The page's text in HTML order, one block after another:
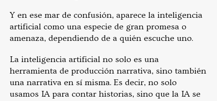
Y en ese mar de confusión, aparece la inteligencia
artificial como una especie de gran promesa o
amenaza, dependiendo de a quién escuche uno.
La inteligencia artificial no solo es una
herramienta de producción narrativa, sino también
una narrativa en sí misma. Es decir, no solo
usamos IA para contar historias, sino que la IA se